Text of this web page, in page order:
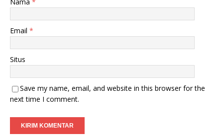
Email *
Situs
Save my name, email, and website in this browser for the
next time I comment.